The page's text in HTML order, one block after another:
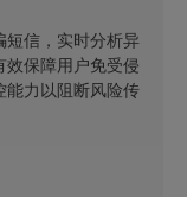
短信，实时分析异
效保障用户免受侵
能力以阻断风险传